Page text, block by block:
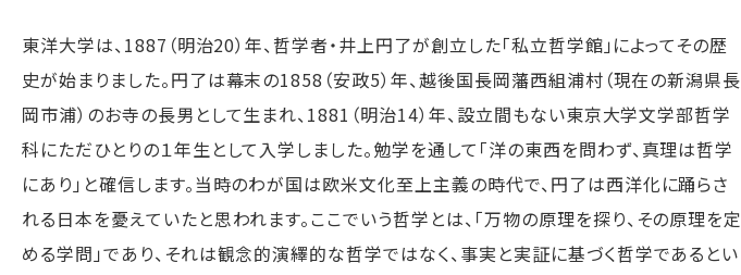
東洋大学は、1887（明治20）年、哲学者・井上円了が創立した「私立哲学館」によってその歴
史が始まりました。円了は幕末の1858（安政5）年、越後国長岡藩西組浦村（現在の新潟県長
岡市浦）のお寺の長男として生まれ、1881（明治14）年、設立間もない東京大学文学部哲学
科にただひとりの１年生として入学しました。勉学を通して「洋の東西を問わず、真理は哲学
にあり」と確信します。当時のわが国は欧米文化至上主義の時代で、円了は西洋化に踊らさ
れる日本を憂えていたと思われます。ここでいう哲学とは、「万物の原理を探り、その原理を定
める学問」であり、それは観念的演繹的な哲学ではなく、事実と実証に基づく哲学であるとい